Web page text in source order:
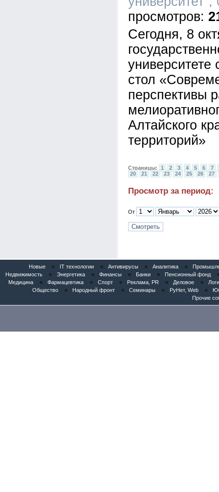
Сегодня, 8
университете
стол
перспективы
Алтайского
территорий»
Страницы: 1 2 3 4 5 6
7
20
21 22 23 24 25 26 27
Просмотр за период:
От
Новые « IT технологии « Антивирусы « Аналитика «
Недвижимость
« Энергетика « Финансы « Банки « Пенсионный фонд
Медицина
« Фармацевтика « Спорт « Реклама, PR « Деловое «
Общество
« Народный фронт « Семинары « РуНет, Web «
Прочие